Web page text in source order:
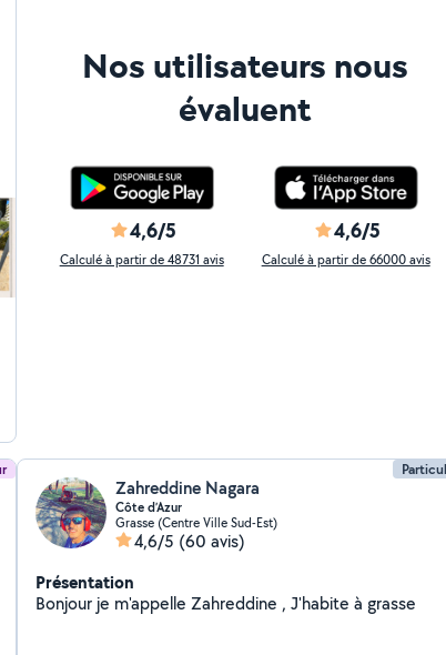
Nos utilisateurs nous
évaluent
4,6/5
Calculé à partir de 48731 avis
4,6/5
Calculé à partir de 66000 avis
Zahreddine Nagara
Côte d’Azur
Grasse (Centre Ville Sud-Est)
4,6/5 (60 avis)
Présentation
Bonjour je m'appelle Zahreddine , J'habite à grasse